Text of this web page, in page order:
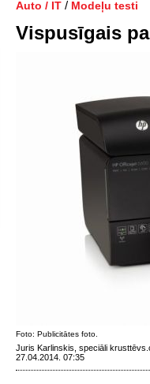
Auto / IT / Modeļu testi
Vispusīgais
Foto: Publicitātes foto.
Juris Karlinskis, speciāli
27.04.2014. 07:35